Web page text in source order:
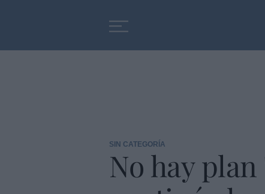
SIN CATEGORÍA
No hay